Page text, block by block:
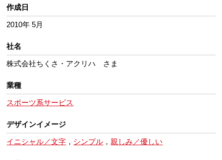
作成日
2010年 5月
社名
株式会社ちくさ・アクリハ さま
業種
スポーツ系サービス
デザインイメージ
イニシャル／文字 ， シンプル ， 親しみ／優しい